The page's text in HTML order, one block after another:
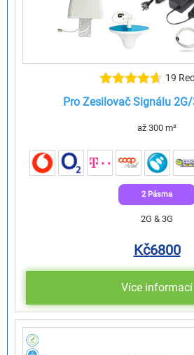
19
Pro Zesilovač Signálu 2G/
až 300 m²
2 Pásma
2G & 3G
Kč6800
Více informací